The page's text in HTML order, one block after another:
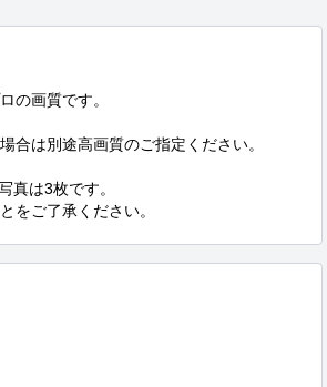
の画質です。
合は別途高画質のご指定ください。
真は3枚です。
をご了承ください。